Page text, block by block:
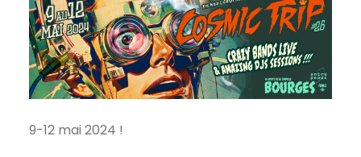
9-12 mai 2024 !